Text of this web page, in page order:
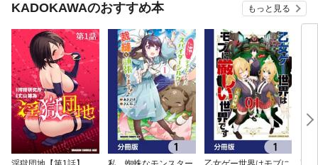
KADOKAWAのおすすめ本 もっと見る